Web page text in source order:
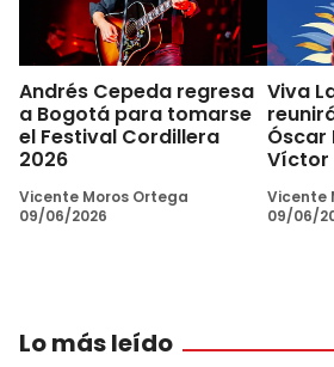
Andrés Cepeda regresa
a Bogotá para tomarse
el Festival Cordillera
2026
Vicente Moros Ortega
09/06/2026
Viva
Óscar
Víctor
Vicente
09/06/
Lo más leído